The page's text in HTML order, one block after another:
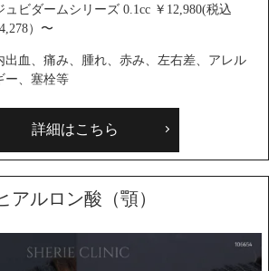
ュビダームシリーズ 0.1cc ￥12,980(税込
）〜
出血、痛み、腫れ、赤み、左右差、アレル
ー、塞栓等
詳細はこちら
アルロン酸（顎）